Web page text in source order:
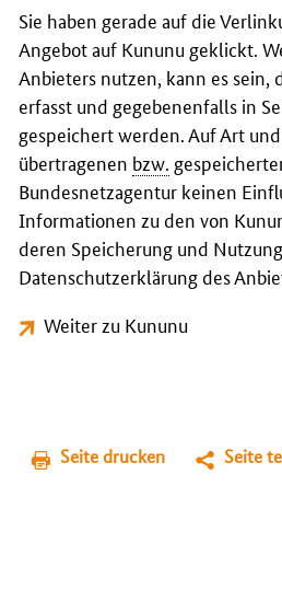
Sie haben gerade auf die
Angebot auf Kununu geklickt.
Anbieters nutzen, kann es sein,
erfasst und gegebenenfalls in
gespeichert werden. Auf Art
übertragenen bzw.
Bundesnetzagentur keinen
Informationen zu den von
deren Speicherung und
Datenschutzerklärung des
Weiter zu Kununu
Seite drucken Seite